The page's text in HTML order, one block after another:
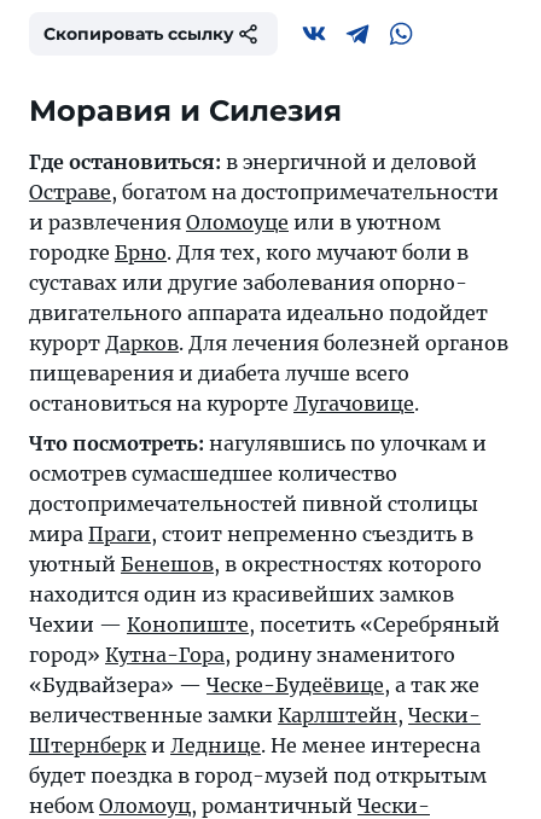
Скопировать ссылку
Моравия и Силезия
Где остановиться: в энергичной и деловой
Остраве, богатом на достопримечательности
и развлечения Оломоуце или в уютном
городке Брно. Для тех, кого мучают боли в
суставах или другие заболевания опорно-
двигательного аппарата идеально подойдет
курорт Дарков. Для лечения болезней органов
пищеварения и диабета лучше всего
остановиться на курорте Лугачовице.
Что посмотреть: нагулявшись по улочкам и
осмотрев сумасшедшее количество
достопримечательностей пивной столицы
мира Праги, стоит непременно съездить в
уютный Бенешов, в окрестностях которого
находится один из красивейших замков
Чехии — Конопиште, посетить «Серебряный
город» Кутна-Гора, родину знаменитого
«Будвайзера» — Ческе-Будеёвице, а так же
величественные замки Карлштейн, Чески-
Штернберки Леднице. Не менее интересна
будет поездка в город-музей под открытым
небом Оломоуц, романтичный Чески-